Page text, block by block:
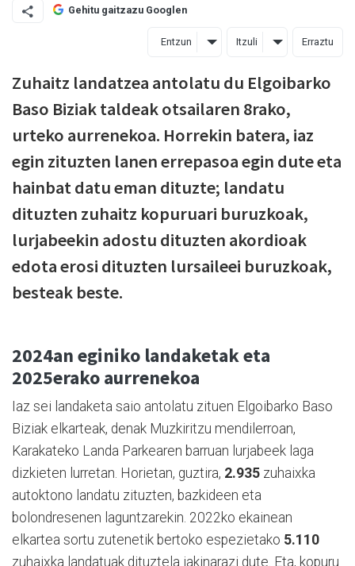
Gehitu gaitzazu Googlen
Entzun Itzuli Erraztu
Zuhaitz landatzea antolatu du Elgoibarko
Baso Biziak taldeak otsailaren 8rako,
urteko aurrenekoa. Horrekin batera, iaz
egin zituzten lanen errepasoa egin dute eta
hainbat datu eman dituzte; landatu
dituzten zuhaitz kopuruari buruzkoak,
lurjabeekin adostu dituzten akordioak
edota erosi dituzten lursaileei buruzkoak,
besteak beste.
2024an eginiko landaketak eta
2025erako aurrenekoa
Iaz sei landaketa saio antolatu zituen Elgoibarko Baso
Biziak elkarteak, denak Muzkiritzu mendilerroan,
Karakateko Landa Parkearen barruan lurjabeek laga
dizkieten lurretan. Horietan, guztira, 2.935 zuhaixka
autoktono landatu zituzten, bazkideen eta
bolondresenen laguntzarekin. 2022ko ekainean
elkartea sortu zutenetik bertoko espezietako 5.110
zuhaixka landatuak dituztela jakinarazi dute. Eta, kopuru